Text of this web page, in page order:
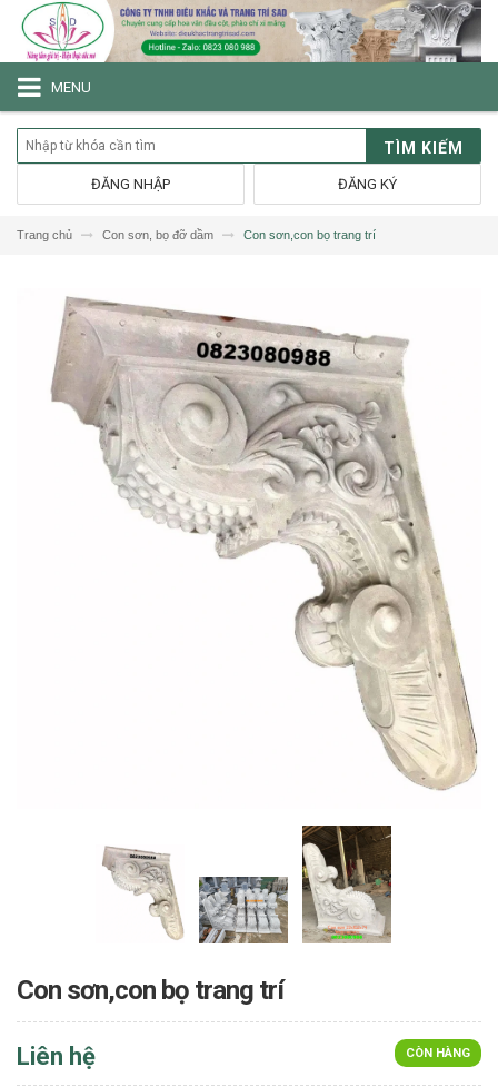
MENU
TÌM KIẾM
ĐĂNG KÝ
ĐĂNG NHẬP
Trang chủ Con sơn, bọ đỡ dầm Con sơn,con bọ trang trí
Con sơn,con bọ trang trí
CÒN HÀNG
Liên hệ